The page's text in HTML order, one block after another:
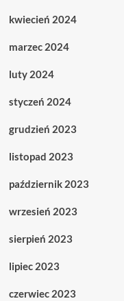
kwiecień 2024
marzec 2024
luty 2024
styczeń 2024
grudzień 2023
listopad 2023
październik 2023
wrzesień 2023
sierpień 2023
lipiec 2023
czerwiec 2023